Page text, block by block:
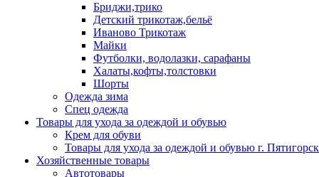
Бриджи,трико
Детский трикотаж,бельё
Иваново Трикотаж
Майки
Футболки, водолазки, сарафаны
Халаты,кофты,толстовки
Шорты
Одежда зима
Спец одежда
Товары для ухода за одеждой и обувью
Крем для обуви
Товары для ухода за одеждой и обувью г. Пятигорск
Хозяйственные товары
Автотовары